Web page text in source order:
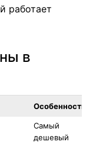
работает
в
Особенность
Самый
дешевый